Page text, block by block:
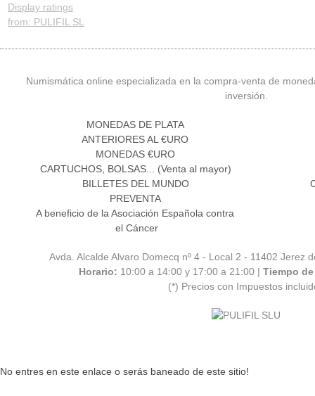
Display ratings
from: PULIFIL SL
Numismática online especializada en la compra-venta de
inversión.
MONEDAS DE PLATA
ANTERIORES AL €URO
MONEDAS €URO
CARTUCHOS, BOLSAS... (Venta al mayor)
BILLETES DEL MUNDO
PREVENTA
A beneficio de la Asociación Española contra
el Cáncer
Avda. Alcalde Alvaro Domecq nº 4 - Local 2 - 11402 Jerez
Horario: 10:00 a 14:00 y 17:00 a 21:00 | Tiempo
(*) Precios con Impuestos
No entres en este enlace o serás baneado de este sitio!